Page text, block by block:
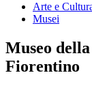
Arte e
Musei
Museo
Fiorentino